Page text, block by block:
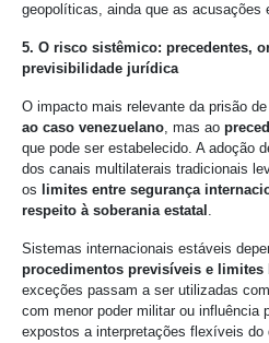
geopolíticas, ainda que as acusações
5. O risco sistêmico: precedentes,
previsibilidade jurídica
O impacto mais relevante da prisão
ao caso venezuelano, mas ao
que pode ser estabelecido. A adoção
dos canais multilaterais tradicionais
os
limites entre segurança
respeito à soberania estatal .
Sistemas internacionais estáveis
procedimentos previsíveis e limites
exceções passam a ser utilizadas
com menor poder militar ou influência
expostos a interpretações flexíveis do